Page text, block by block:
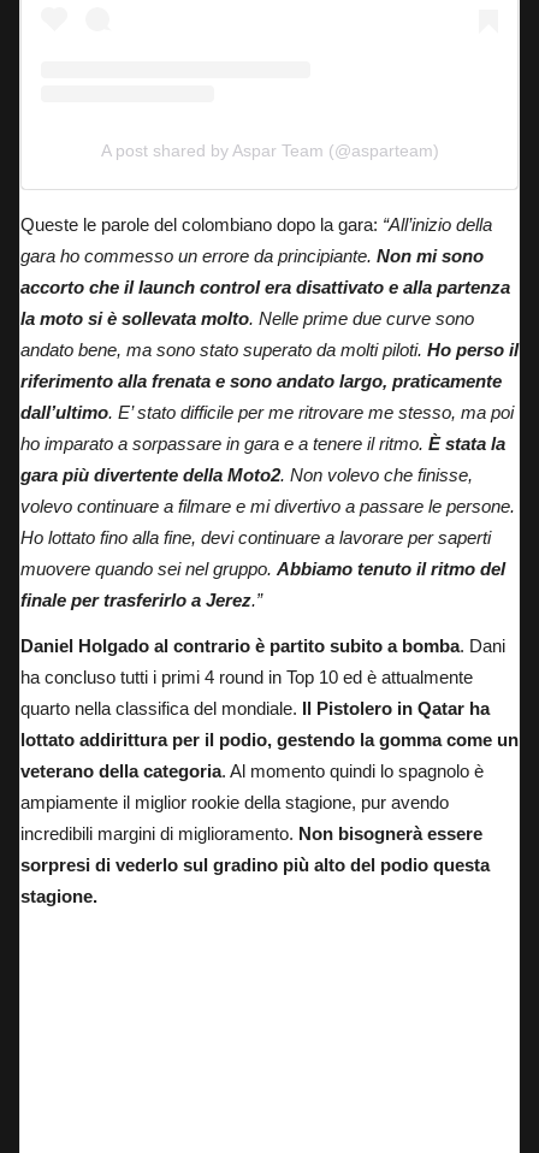
A post shared by Aspar Team (@asparteam)
Queste le parole del colombiano dopo la gara: “All’inizio della
gara ho commesso un errore da principiante. Non mi sono
accorto che il launch control era disattivato e alla partenza
la moto si è sollevata molto. Nelle prime due curve sono
andato bene, ma sono stato superato da molti piloti. Ho perso il
riferimento alla frenata e sono andato largo, praticamente
dall’ultimo. E’ stato difficile per me ritrovare me stesso, ma poi
ho imparato a sorpassare in gara e a tenere il ritmo. È stata la
gara più divertente della Moto2. Non volevo che finisse,
volevo continuare a filmare e mi divertivo a passare le persone.
Ho lottato fino alla fine, devi continuare a lavorare per saperti
muovere quando sei nel gruppo. Abbiamo tenuto il ritmo del
finale per trasferirlo a Jerez.”
Daniel Holgado al contrario è partito subito a bomba. Dani
ha concluso tutti i primi 4 round in Top 10 ed è attualmente
quarto nella classifica del mondiale. Il Pistolero in Qatar ha
lottato addirittura per il podio, gestendo la gomma come un
veterano della categoria. Al momento quindi lo spagnolo è
ampiamente il miglior rookie della stagione, pur avendo
incredibili margini di miglioramento. Non bisognerà essere
sorpresi di vederlo sul gradino più alto del podio questa
stagione.